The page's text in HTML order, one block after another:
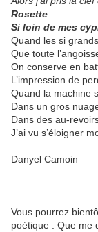
Rosette
Si loin de mes
Quand les si
Que toute
On conserve en
L’impression de
Quand la machine
Dans un gros
Dans des au-
J’ai vu s’éloigner
Danyel Camoin
Vous pourrez
poétique : Que me